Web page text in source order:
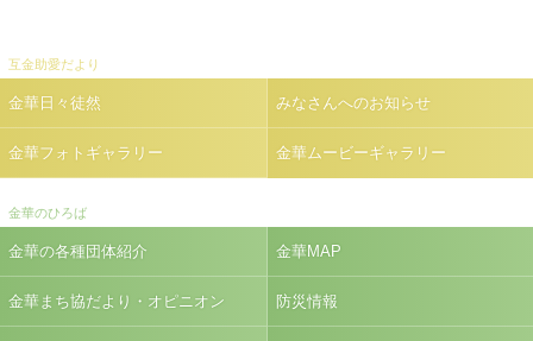
互金助愛だより
金華日々徒然 みなさんへのお知らせ
金華フォトギャラリー 金華ムービーギャラリー
金華のひろば
金華の各種団体紹介 金華MAP
金華まち協だより・オピニオン 防災情報